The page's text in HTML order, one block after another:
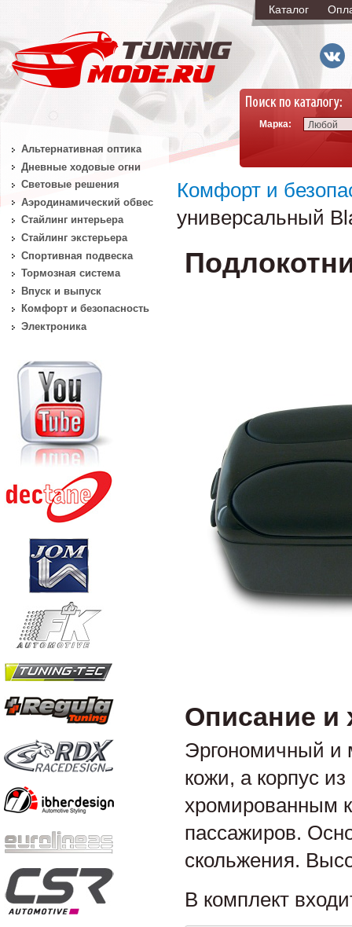
Каталог
Марка: Любой
Комфорт и
универсальный
Описание и
Эргономичный и
кожи, а корпус
хромированным
пассажиров.
скольжения.
В комплект
Альтернативная оптика
Дневные ходовые огни
Световые решения
Аэродинамический обвес
Стайлинг интерьера
Стайлинг экстерьера
Спортивная подвеска
Тормозная система
Впуск и выпуск
Комфорт и безопасность
Электроника